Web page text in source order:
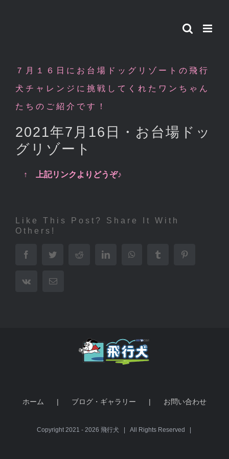
７月１６日にお台場ドッグリゾートの飛行
犬チャレンジに挑戦してくれたワンちゃん
たちのご紹介です！
2021年7月16日・お台場ドッ
グリゾート
↑ 上記リンクよりどうぞ♪
Like This Post? Share It With
Others!
Facebook Twitter Reddit LinkedIn WhatsAppTumblr
Vk
電
ホーム ブログ・ギャラリー お問い合わせ
Copyright 2021 - 2026 飛行犬 | All Rights Reserved |